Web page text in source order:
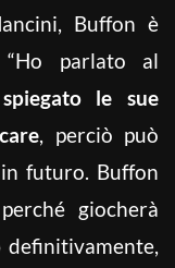
Buffon è
“Ho parlato al
le sue
, perciò può
futuro. Buffon
giocherà
definitivamente,